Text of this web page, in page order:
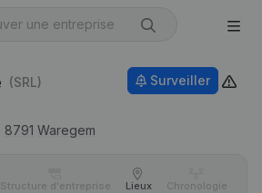
(SRL)
8791 Waregem
Surveiller
Structure d'entreprise Lieux Chronologie